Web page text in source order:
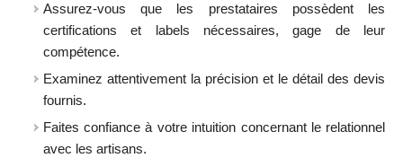
Assurez-vous que les prestataires possèdent les
certifications et labels nécessaires, gage de leur
compétence.
Examinez attentivement la précision et le détail des devis
fournis.
Faites confiance à votre intuition concernant le relationnel
avec les artisans.